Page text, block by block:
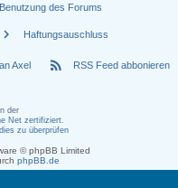
des Forums
chevron_right Haftungsauschluss
Axel rss_feed RSS Feed abbonieren
der
Net zertifiziert
zu überprüfen
© phpBB Limited
phpBB.de